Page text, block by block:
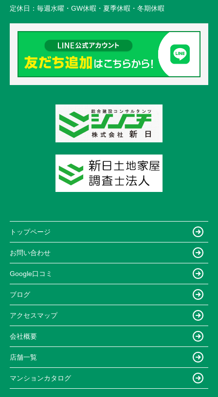
定休日： 毎週水曜・GW休暇・夏季休暇・冬期休暇
トップページ
お問い合わせ
Google口コミ
ブログ
アクセスマップ
会社概要
店舗一覧
マンションカタログ